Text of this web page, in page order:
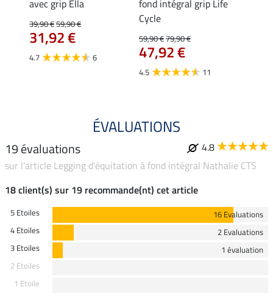
avec grip Ella
39,90 €59,90 €
31,92 €
4.7 6
fond intégral grip Life
Cycle
59,90 €79,90 €
47,92 €
4.5 11
ÉVALUATIONS
19 évaluations
4.8
sur l'article Legging d'équitation à fond intégral Nathalie CTS
18 client(s) sur 19 recommande(nt) cet article
5 Etoiles
16 Evaluations
4 Etoiles
2 Evaluations
3 Etoiles
1 évaluation
2 Etoiles
1 Etoile